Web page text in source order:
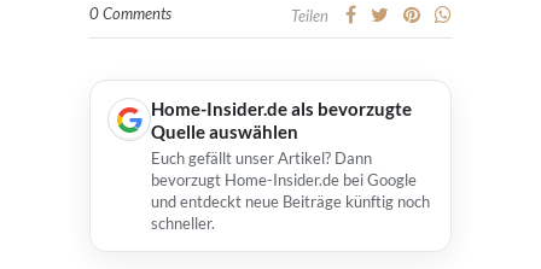
0 Comments Teilen
Home-Insider.de als bevorzugte
Quelle auswählen
Euch gefällt unser Artikel? Dann
bevorzugt Home-Insider.de bei Google
und entdeckt neue Beiträge künftig noch
schneller.